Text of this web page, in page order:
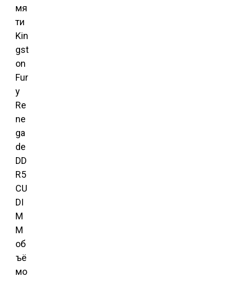
мя
ти
Kin
gst
on
Fur
y
Re
ne
ga
de
DD
R5
CU
DI
M
M
об
ъё
мо